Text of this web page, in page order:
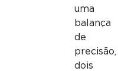
uma
balança
de
precisão,
dois